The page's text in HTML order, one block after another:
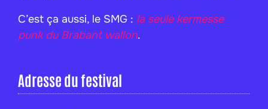
C’est ça aussi, le SMG : la seule kermesse
punk du Brabant wallon.
Adresse du festival